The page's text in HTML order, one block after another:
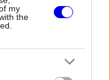
my
the